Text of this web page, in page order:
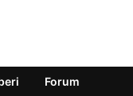
Forum